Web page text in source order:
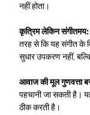
नहीं होता।
कृत्रिम लेकिन संगीतमय:
तरह से कि यह संगीत के
सुधार उपकरण नहीं,
आवाज की मूल गुणवत्ता
पहचानी जा सकती है।
ठीक करती है।